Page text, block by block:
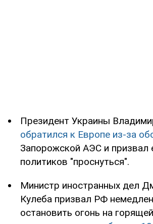
Президент Украины
обратился к Европе из-за
Запорожской АЭС и призвал
политиков "проснуться".
Министр иностранных дел
Кулеба призвал РФ
остановить огонь на